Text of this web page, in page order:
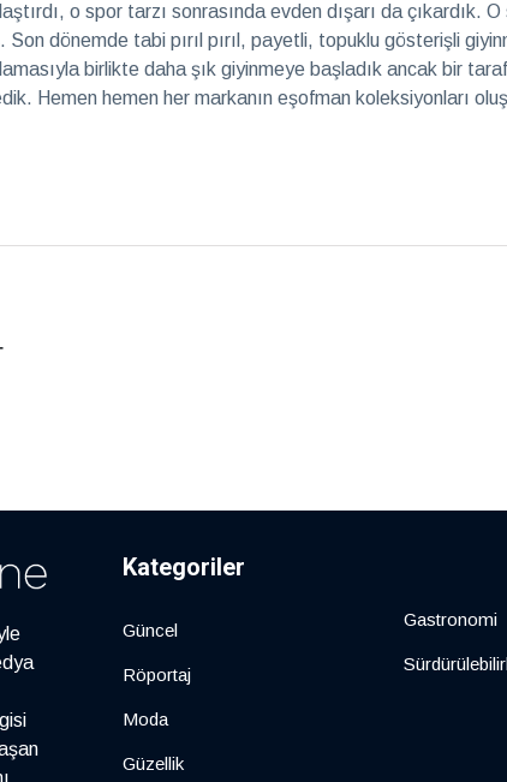
o spor tarzı sonrasında evden dışarı da çıkardık.
Son dönemde tabi pırıl pırıl, payetli, topuklu gösterişli
birlikte daha şık giyinmeye başladık ancak bir
Hemen hemen her markanın eşofman koleksiyonları
Kategoriler
Güncel
Röportaj
Moda
Güzellik
Gastronomi